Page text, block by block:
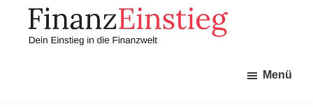
Inhalt
Seitenspalte
Menü